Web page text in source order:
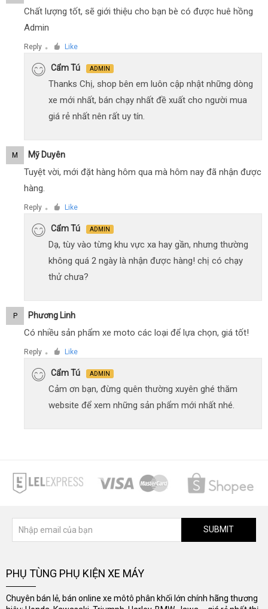
Chất lượng tốt, sẽ giới thiệu cho bạn bè có được huê hồng
Admin
Reply ● Like
Cẩm Tú ADMIN
Thanks Chị, shop bên em luôn cập nhật những dòng
xe mới nhất, bán chạy nhất đề xuất cho người mua
giá rẻ nhất nên rất uy tín.
M Mỹ Duyên
Tuyệt vời, mới đặt hàng hôm qua mà hôm nay đã nhận được
hàng.
Reply ● Like
Cẩm Tú ADMIN
Dạ, tùy vào từng khu vực xa hay gần, nhưng thường
không quá 2 ngày là nhận được hàng! chị có chạy
thử chưa?
P Phương Linh
Có nhiều sản phẩm xe moto các loại để lựa chọn, giá tốt!
Reply ● Like
Cẩm Tú ADMIN
Cảm ơn bạn, đừng quên thường xuyên ghé thăm
website để xem những sản phẩm mới nhất nhé.
SUBMIT
PHỤ TÙNG PHỤ KIỆN XE MÁY
Chuyên bán lẻ, bán online xe môtô phân khối lớn chính hãng thương